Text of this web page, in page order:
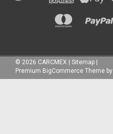
© 2026 CARCMEX | Sitemap |
Premium BigCommerce Theme by